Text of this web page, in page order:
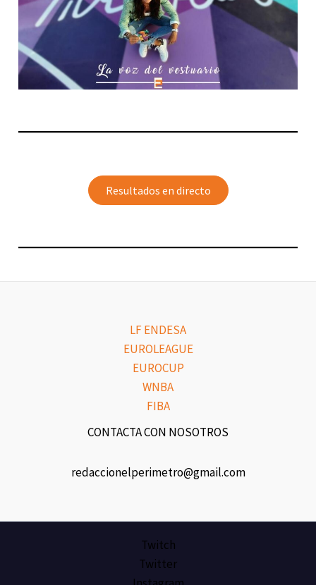
Resultados en directo
LF ENDESA
EUROLEAGUE
EUROCUP
WNBA
FIBA
CONTACTA CON NOSOTROS
redaccionelperimetro@gmail.com
Twitch
Twitter